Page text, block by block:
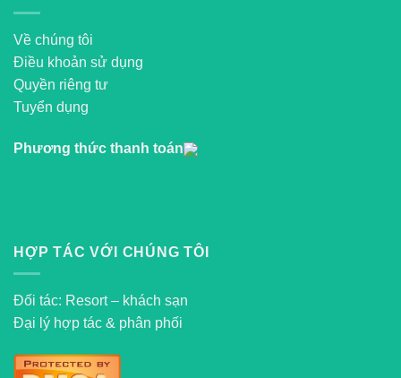
Về chúng tôi
Điều khoản sử dụng
Quyền riêng tư
Tuyển dụng
Phương thức thanh toán
HỢP TÁC VỚI CHÚNG TÔI
Đối tác: Resort – khách sạn
Đại lý hợp tác & phân phối